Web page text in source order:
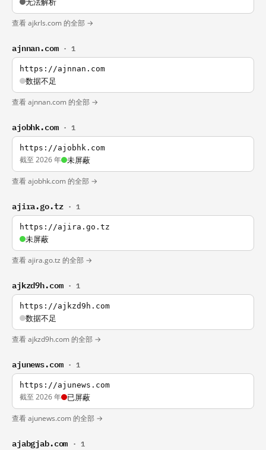
查看 ajkrls.com 的全部 →
ajnnan.com · 1
https://ajnnan.com
数据不足
查看 ajnnan.com 的全部 →
ajobhk.com · 1
https://ajobhk.com
截至 2026 年 未屏蔽
查看 ajobhk.com 的全部 →
ajira.go.tz · 1
https://ajira.go.tz
未屏蔽
查看 ajira.go.tz 的全部 →
ajkzd9h.com · 1
https://ajkzd9h.com
数据不足
查看 ajkzd9h.com 的全部 →
ajunews.com · 1
https://ajunews.com
截至 2026 年 已屏蔽
查看 ajunews.com 的全部 →
ajabgjab.com · 1